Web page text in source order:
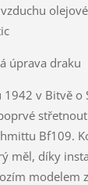
úprava draku
v Bitvě o
Bf109.
měl, díky
modelem